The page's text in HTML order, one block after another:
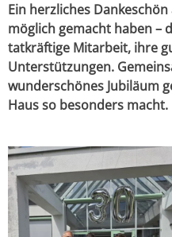
Ein herzliches
möglich gemacht haben –
tatkräftige Mitarbeit, ihre
Unterstützungen.
wunderschönes Jubiläum
Haus so besonders macht.